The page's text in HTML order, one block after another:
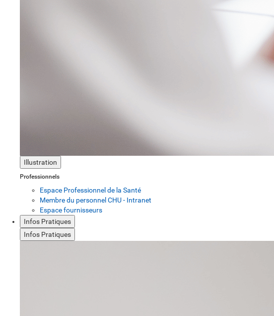
Illustration
Professionnels
Espace Professionnel de la Santé
Membre du personnel CHU - Intranet
Espace fournisseurs
Infos Pratiques
Infos Pratiques